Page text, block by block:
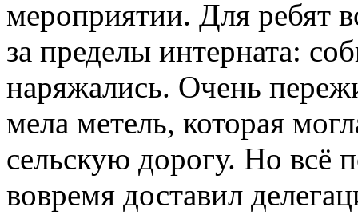
мероприятии. Для ребят
за пределы интерната:
наряжались. Очень
мела метель, которая
сельскую дорогу. Но всё
вовремя доставил